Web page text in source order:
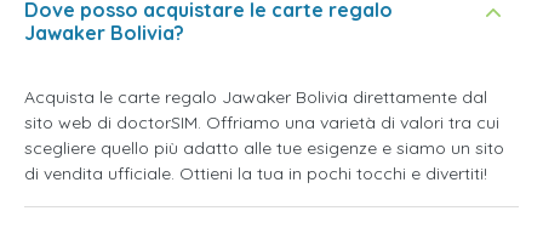
Dove posso acquistare le carte regalo
Jawaker Bolivia?
Acquista le carte regalo Jawaker Bolivia direttamente dal
sito web di doctorSIM. Offriamo una varietà di valori tra cui
scegliere quello più adatto alle tue esigenze e siamo un sito
di vendita ufficiale. Ottieni la tua in pochi tocchi e divertiti!